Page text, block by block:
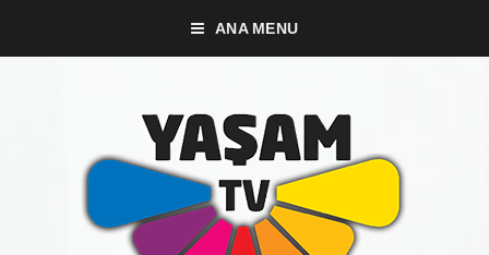
ANA MENU